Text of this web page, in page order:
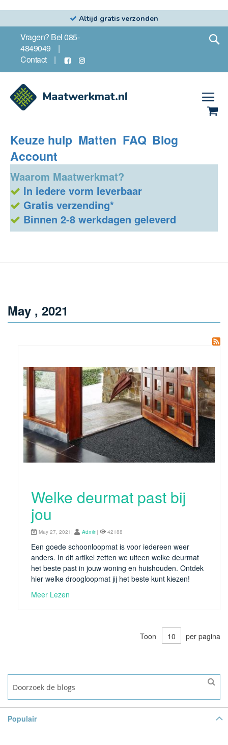
Altijd gratis verzonden
Vragen? Bel 085-
4849049
Contact
Keuze hulp Matten FAQ Blog
Account
Waarom Maatwerkmat?
In iedere vorm leverbaar
Gratis verzending*
Binnen 2-8 werkdagen geleverd
May , 2021
Welke deurmat past bij
jou
May 27, 2021| Admin| 42188
Een goede schoonloopmat is voor iedereen weer
anders. In dit artikel zetten we uiteen welke deurmat
het beste past in jouw woning en huishouden. Ontdek
hier welke droogloopmat jij het beste kunt kiezen!
Meer Lezen
Toon per pagina
Populair